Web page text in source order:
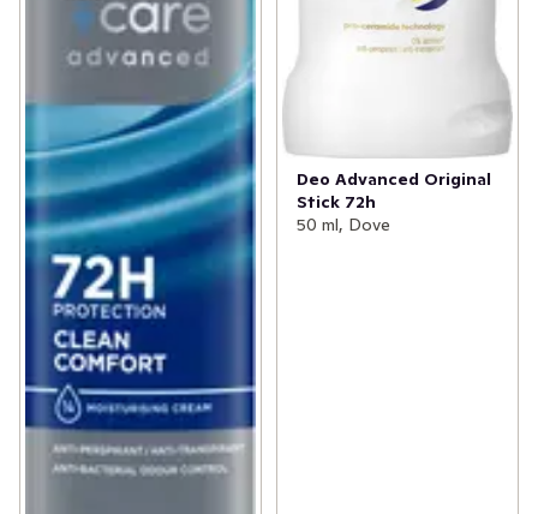
Deo Advanced Original
Stick 72h
50 ml, Dove